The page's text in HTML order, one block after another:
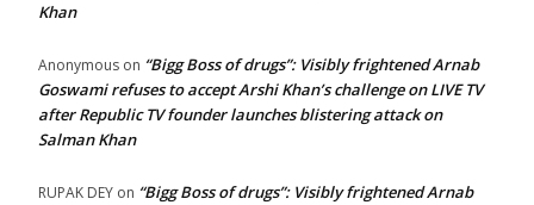
Khan
Anonymous on “Bigg Boss of drugs”: Visibly frightened Arnab
Goswami refuses to accept Arshi Khan’s challenge on LIVE TV
after Republic TV founder launches blistering attack on
Salman Khan
RUPAK DEY on “Bigg Boss of drugs”: Visibly frightened Arnab